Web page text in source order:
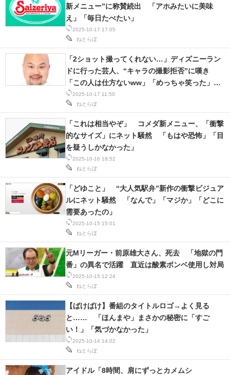
ITの今と未来を見通す
スマホと通信の最新トレンド
進化するPCとデバイスの未来
好きが集まる 比べて選べる
ビジネスと働き方のヒント
AI活用のいまが分かる
企業ITのトレンドを詳説
経営リーダーのコミュニティ
マーケ×ITの今がよく分かる
ITエンジニア向け専門サイト
企業向けIT製品の総合サイト
IT製品の技術・比較・事例
製造業のIT導入・活用を支援
モノづくり技術者専門サイト
エレクトロニクス専門サイト
電子設計の基本と応用
エネルギーの専門メディア
2025-10-17 17:05
ねとらぼ
新メニュー”に称賛続出 「アホみたいに美味
え」「毎日たべたい」
2025-10-17 11:50
ねとらぼ
「2ショット撮ってくれない…」ディズニーラン
ドに行った芸人、“キャラの撮影拒否”に嘆き
「この人は仕方ないww」「めっちゃ笑った」の
声
2025-10-16 18:52
ねとらぼ
「これは相当やぞ」 コメダ新メニュー、「衝撃
的なサイズ」にネット騒然 「もはや恐怖」「目
を疑うしかなかった」
2025-10-15 15:01
ねとらぼ
「どゆこと」 “大人気駅弁”新作の衝撃ビジュア
ルにネット騒然 「なんで」「マジか」「どこに
需要あったの」
2025-10-15 12:24
ねとらぼ
元Mリーガー・前原雄大さん、死去 「地獄の門
番」の異名で活躍 直近は酸素ボンベ使用し対局
2025-10-14 14:02
ねとらぼ
【ばけばけ】番組のタイトルロゴ→よく見る
と…… 「ほんまや」まさかの秘密に「すご
い！」「気づかなかった」
アイドル「8時間、肩にずっとカメムシ